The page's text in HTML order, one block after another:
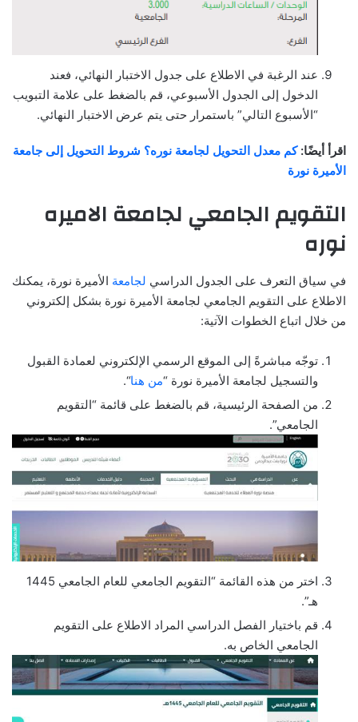
عند الرغبة في الاطلاع على جدول الاختبار النهائي، فعند
الدخول إلى الجدول الأسبوعي، قم بالضغط على علامة التبويب
“الأسبوع التالي” باستمرار حتى يتم عرض الاختبار النهائي.
اقرأ أيضًا:كم معدل التحويل لجامعة نوره؟ شروط التحويل إلى جامعة
الأميرة نورة
التقويم الجامعي لجامعة الاميره
نوره
في سياق التعرف على الجدول الدراسي لجامعة الأميرة نورة، يمكنك
الاطلاع على التقويم الجامعي لجامعة الأميرة نورة بشكل إلكتروني
من خلال اتباع الخطوات الآتية:
توجّه مباشرةً إلى الموقع الرسمي الإلكتروني لعمادة القبول
والتسجيل لجامعة الأميرة نورة “من هنا“.
من الصفحة الرئيسية، قم بالضغط على قائمة “التقويم
الجامعي”.
اختر من هذه القائمة “التقويم الجامعي للعام الجامعي 1445
هـ”.
قم باختيار الفصل الدراسي المراد الاطلاع على التقويم
الجامعي الخاص به.